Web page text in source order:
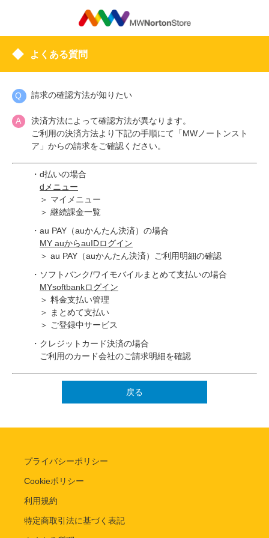
よくある質問
請求の確認方法が知りたい
決済方法によって確認方法が異なります。
ご利用の決済方法より下記の手順にて「MWノートンスト
ア」からの請求をご確認ください。
・d払いの場合
dメニュー
＞ マイメニュー
＞ 継続課金一覧
・au PAY（auかんたん決済）の場合
MY auからauIDログイン
＞ au PAY（auかんたん決済）ご利用明細の確認
・ソフトバンク/ワイモバイルまとめて支払いの場合
MYsoftbankログイン
＞ 料金支払い管理
＞ まとめて支払い
＞ ご登録中サービス
・クレジットカード決済の場合
ご利用のカード会社のご請求明細を確認
戻る
プライバシーポリシー
Cookieポリシー
利用規約
特定商取引法に基づく表記